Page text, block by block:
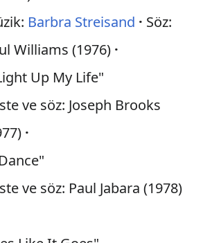
Barbra Streisand
Söz:
Williams (1976)
Up My Life"
ve söz: Joseph Brooks
ve söz: Paul Jabara (1978)